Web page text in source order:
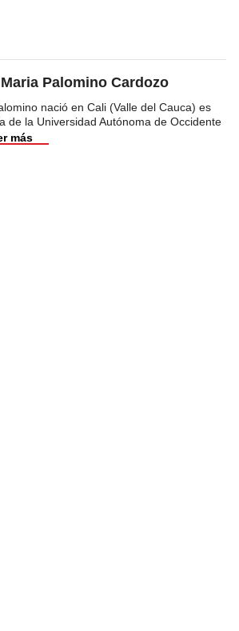
Palomino Cardozo
nació en Cali (Valle del Cauca) es
de la Universidad Autónoma de Occidente
más